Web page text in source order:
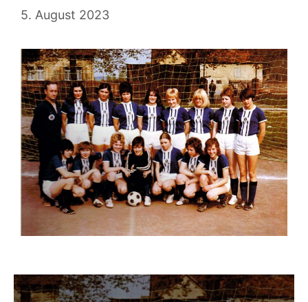
5. August 2023